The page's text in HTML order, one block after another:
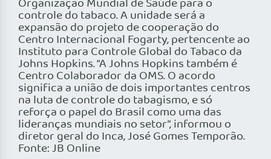
Organização Mundial de Saúde para o
controle do tabaco. A unidade será a
expansão do projeto de cooperação do
Centro Internacional Fogarty, pertencente ao
Instituto para Controle Global do Tabaco da
Johns Hopkins. “A Johns Hopkins também é
Centro Colaborador da OMS. O acordo
significa a união de dois importantes centros
na luta de controle do tabagismo, e só
reforça o papel do Brasil como uma das
lideranças mundiais no setor”, informou o
diretor geral do Inca, José Gomes Temporão.
Fonte: JB Online